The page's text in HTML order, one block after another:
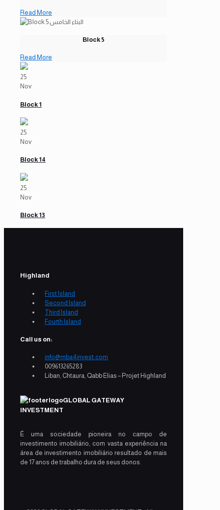
Read More
Block 5
Read More
25
Nov
Block 1
25
Nov
Block 14
25
Nov
Block 13
Highland
First Island
Second Island
Third Island
Fourth Island
Call us on:
info@mba4invest.com
009613265283
Liban, Chtaura, Qabb Elias – Projet Highland
GLOBAL GATEWAY
INVESTMENT
É uma sociedade pioneira no campo de
investimento imobiliário, com vasta experiência na
área de investimento imobiliário resultado de mais
de 17 anos de trabalho dura de seus donos.